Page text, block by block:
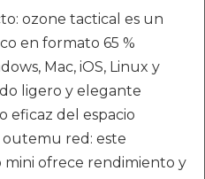
ozone tactical es un
en formato 65 %
Mac, iOS, Linux y
ligero y elegante
eficaz del espacio
outemu red: este
ofrece rendimiento y